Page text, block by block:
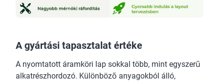
A gyártási tapasztalat értéke
A nyomtatott áramköri lap sokkal több, mint egyszerű
alkatrészhordozó. Különböző anyagokból álló,